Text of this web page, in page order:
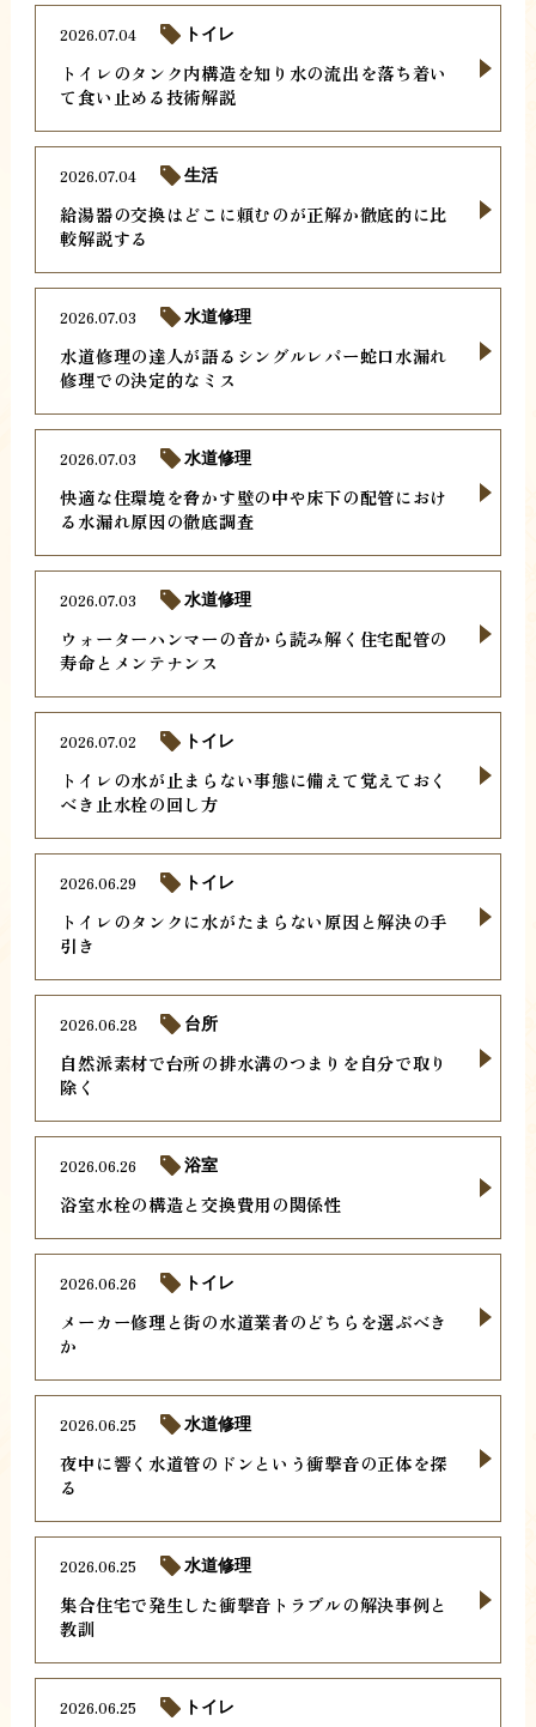
トイレのタンク内構造を知り水の流出を落ち着い
て食い止める技術解説
2026.07.04 トイレ
給湯器の交換はどこに頼むのが正解か徹底的に比
較解説する
2026.07.04 生活
水道修理の達人が語るシングルレバー蛇口水漏れ
修理での決定的なミス
2026.07.03 水道修理
快適な住環境を脅かす壁の中や床下の配管におけ
る水漏れ原因の徹底調査
2026.07.03 水道修理
ウォーターハンマーの音から読み解く住宅配管の
寿命とメンテナンス
2026.07.03 水道修理
トイレの水が止まらない事態に備えて覚えておく
べき止水栓の回し方
2026.07.02 トイレ
トイレのタンクに水がたまらない原因と解決の手
引き
2026.06.29 トイレ
自然派素材で台所の排水溝のつまりを自分で取り
除く
2026.06.28 台所
浴室水栓の構造と交換費用の関係性
2026.06.26 浴室
メーカー修理と街の水道業者のどちらを選ぶべき
か
2026.06.26 トイレ
夜中に響く水道管のドンという衝撃音の正体を探
る
2026.06.25 水道修理
集合住宅で発生した衝撃音トラブルの解決事例と
教訓
2026.06.25 水道修理
2026.06.25 トイレ